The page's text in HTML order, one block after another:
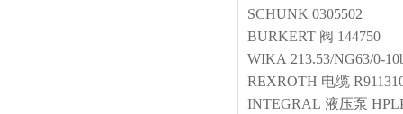
SCHUNK 0305502
BURKERT 阀 144750
WIKA 213.53/NG63/0-
REXROTH 电缆
INTEGRAL 液压泵